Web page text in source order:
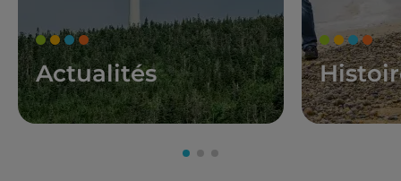
Actualités